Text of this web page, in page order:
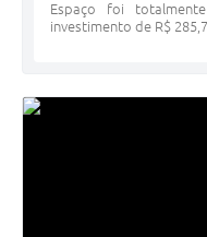
Espaço foi
investimento de R$ 285,7